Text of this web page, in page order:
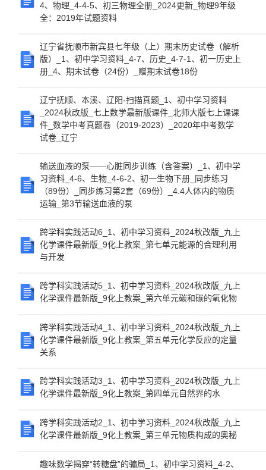
4、物理_4-4-5、初三物理全册_2024更新_物理9年级
全：2019年试题资料
辽宁省抚顺市新宾县七年级（上）期末历史试卷（解析
版）_1、初中学习资料_4-7、历史_4-7-1、初一历史上
册_4、期末试卷（24份）_赠期末试卷18份
辽宁抚顺、本溪、辽阳-扫描真题_1、初中学习资料
_2024秋改版_七上数学最新版课件_北师大版七上课课
件_数学中考真题卷（2019-2023）_2020年中考数学
试卷_辽宁
输送血液的泵——心脏同步训练（含答案）_1、初中学
习资料_4-6、生物_4-6-2、初一生物下册_同步练习
（89份）_同步练习第2套（69份）_4.4人体内的物质
运输_第3节输送血液的泵
跨学科实践活动6_1、初中学习资料_2024秋改版_九上
化学课件最新版_9化上教案_第七单元能源的合理利用
与开发
跨学科实践活动5_1、初中学习资料_2024秋改版_九上
化学课件最新版_9化上教案_第六单元碳和碳的氧化物
跨学科实践活动4_1、初中学习资料_2024秋改版_九上
化学课件最新版_9化上教案_第五单元化学反应的定量
关系
跨学科实践活动3_1、初中学习资料_2024秋改版_九上
化学课件最新版_9化上教案_第四单元自然界的水
跨学科实践活动2_1、初中学习资料_2024秋改版_九上
化学课件最新版_9化上教案_第三单元物质构成的奥秘
趣味数学揭穿“转糖盘”的骗局_1、初中学习资料_4-2、